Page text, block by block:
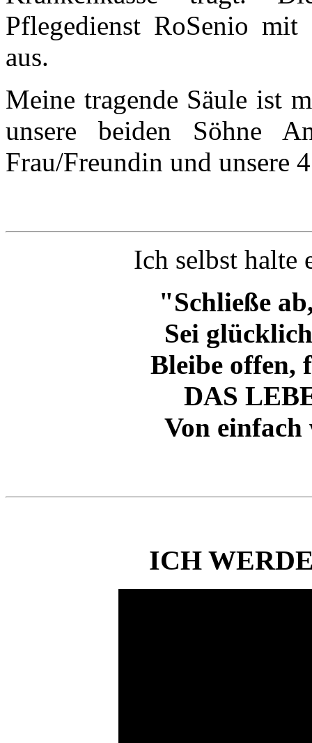
Pflegedienst RoSenio mit
aus.
Meine tragende Säule ist
unsere beiden Söhne
Frau/Freundin und unsere
Ich selbst halte
"Schließe
Sei
Bleibe offen,
DAS
Von
ICH